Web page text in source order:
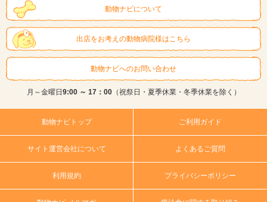
動物ナビについて
出店をお考えの動物病院様はこちら
動物ナビへのお問い合わせ
月～金曜日9:00 ～ 17：00（祝祭日・夏季休業・冬季休業を除く）
動物ナビトップ ご利用ガイド
サイト運営会社について よくあるご質問
利用規約 プライバシーポリシー